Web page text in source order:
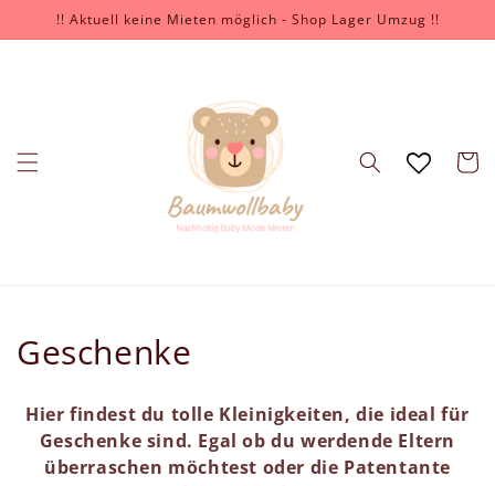
İçeriğe
atla
!! Aktuell keine Mieten möglich - Shop Lager Umzug !!
Sepet
K
Geschenke
Hier findest du tolle Kleinigkeiten, die ideal für
Geschenke sind. Egal ob du werdende Eltern
überraschen möchtest oder die Patentante